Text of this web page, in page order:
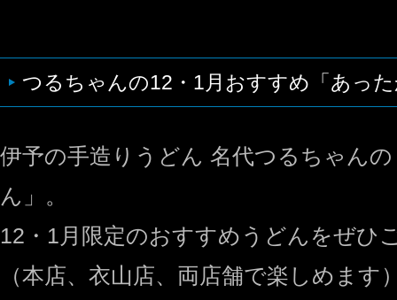
つるちゃんの12・1月おすすめ「あっ
伊予の手造りうどん 名代つるちゃん
ん」。
12・1月限定のおすすめうどんをぜひ
（本店、衣山店、両店舗で楽しめます